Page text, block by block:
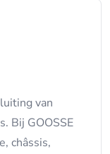
van
Bij GOOSSE
châssis,